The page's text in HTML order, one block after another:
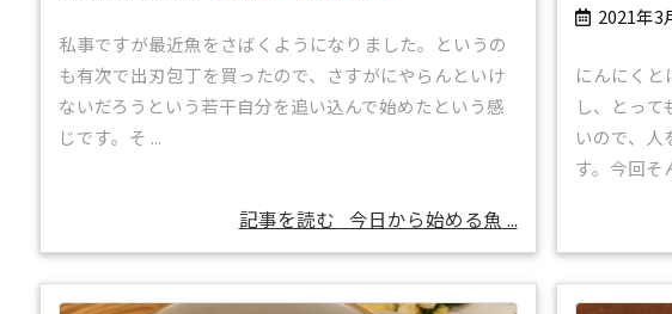
私事ですが最近魚をさばくようになりました。というの
も有次で出刃包丁を買ったので、さすがにやらんといけ
ないだろうという若干自分を追い込んで始めたという感
じです。そ ...
記事を読む 今日から始める魚 ...
2021年3
にんにく
し、とっ
いので、人
す。今回そ